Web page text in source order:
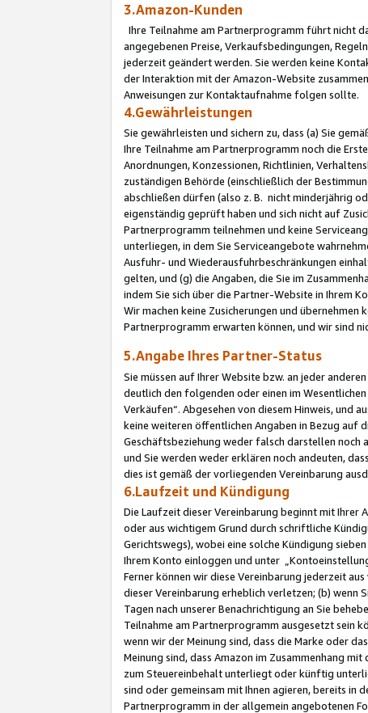
3.Amazon-Kunden
Ihre Teilnahme am Partnerprogramm führt nicht
angegebenen Preise, Verkaufsbedingungen,
jederzeit geändert werden. Sie werden keine
der Interaktion mit der Amazon-Website
Anweisungen zur Kontaktaufnahme folgen sollte.
4.Gewährleistungen
Sie gewährleisten und sichern zu, dass (a) Sie
Ihre Teilnahme am Partnerprogramm noch die
Anordnungen, Konzessionen, Richtlinien,
zuständigen Behörde (einschließlich der
abschließen dürfen (also z. B. nicht minderjährig
eigenständig geprüft haben und sich nicht auf
Partnerprogramm teilnehmen und keine
unterliegen, in dem Sie Serviceangebote
Ausfuhr- und Wiederausfuhrbeschränkungen
gelten, und (g) die Angaben, die Sie im
indem Sie sich über die Partner-Website in Ihrem
Wir machen keine Zusicherungen und
Partnerprogramm erwarten können, und wir sind
5.Angabe Ihres Partner-Status
Sie müssen auf Ihrer Website bzw. an jeder
deutlich den folgenden oder einen im
Verkäufen“. Abgesehen von diesem Hinweis, und
keine weiteren öffentlichen Angaben in Bezug auf
Geschäftsbeziehung weder falsch darstellen noch
und Sie werden weder erklären noch andeuten,
dies ist gemäß der vorliegenden Vereinbarung
6.Laufzeit und Kündigung
Die Laufzeit dieser Vereinbarung beginnt mit Ihrer
oder aus wichtigem Grund durch schriftliche
Gerichtswegs), wobei eine solche Kündigung
Ihrem Konto einloggen und unter
Ferner können wir diese Vereinbarung jederzeit
dieser Vereinbarung erheblich verletzen; (b) wenn
Tagen nach unserer Benachrichtigung an Sie
Teilnahme am Partnerprogramm ausgesetzt sein
wenn wir der Meinung sind, dass die Marke oder
Meinung sind, dass Amazon im Zusammenhang
zum Steuereinbehalt unterliegt oder künftig
sind oder gemeinsam mit Ihnen agieren, bereits in
Partnerprogramm in der allgemein angebotenen